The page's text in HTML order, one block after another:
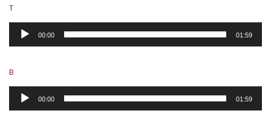
T
Lecteur
audio
00:00 01:59
B
Lecteur
audio
00:00 01:59